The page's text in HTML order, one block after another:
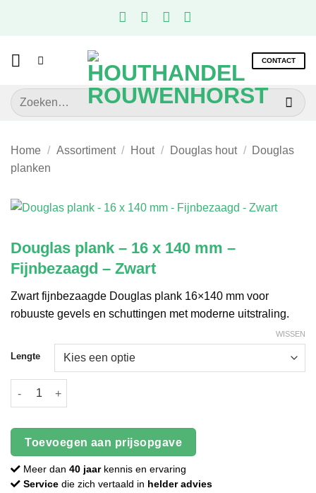
CONTACT
Zoeken
naar:
Home / Assortiment / Hout / Douglas hout /
Douglas
planken
Douglas plank – 16 x 140 mm –
Fijnbezaagd – Zwart
Zwart fijnbezaagde Douglas plank 16×140 mm voor
robuuste gevels en schuttingen met moderne uitstraling.
Lengte
WISSEN
Douglas plank - 16 x 140 mm - Fijnbezaagd - Zwart aantal
Toevoegen aan prijsopgave
Meer dan 40 jaarkennis en ervaring
Service die zich vertaald in helder advies